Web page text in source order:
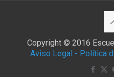
Copyright © 2016
Aviso Legal - Política